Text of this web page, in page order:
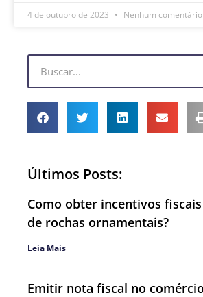
4 de outubro de 2023 Nenhum comentário
Últimos Posts:
Como obter incentivos
de rochas ornamentais?
Leia Mais
Emitir nota fiscal no